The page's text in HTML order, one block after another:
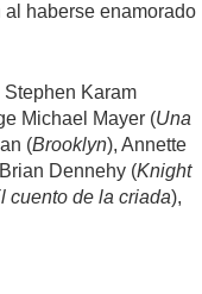
al haberse enamorado
Karam
Michael Mayer (Una
(Brooklyn), Annette
Dennehy (Knight
cuento de la criada),